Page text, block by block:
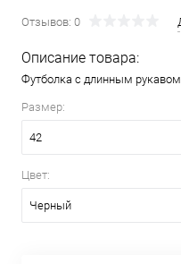
Отзывов: 0
Описание товара:
Футболка с длинным
Размер:
42
Цвет:
Черный